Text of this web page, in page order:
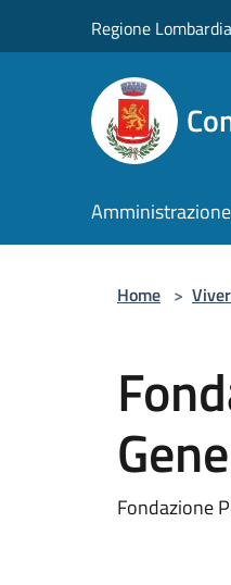
Regione Lombardia
Amministrazione
Home >
Fondazione